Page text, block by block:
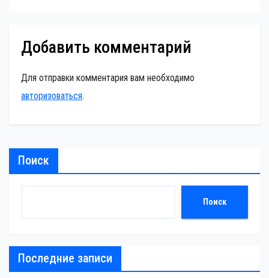
Добавить комментарий
Для отправки комментария вам необходимо
авторизоваться.
Поиск
Поиск
Последние записи